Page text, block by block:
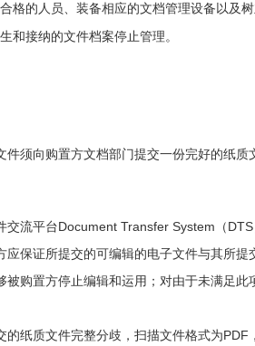
格的人员、装备相应的文档管理设备以及
和接纳的文件档案停止管理。
件须向购置方文档部门提交一份完好的纸质
交流平台Document Transfer System（
应保证所提交的可编辑的电子文件与其所
购置方停止编辑和运用；对由于未满足此
纸质文件完整分歧，扫描文件格式为PDF